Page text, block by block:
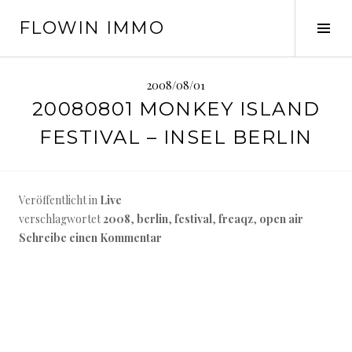
zumFLOWIN IMMO
2008/08/01
20080801 MONKEY ISLAND
FESTIVAL – INSEL BERLIN
Veröffentlicht in Live
verschlagwortet2008, berlin, festival, freaqz, open air
Schreibe einen Kommentar